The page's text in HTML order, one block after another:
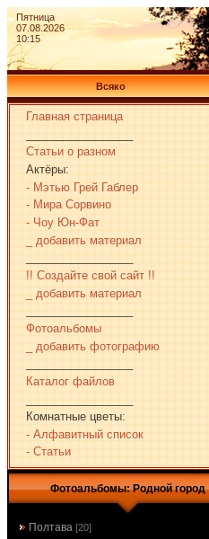
Пятница
07.08.2026
10:15
Всяко
Главная страница
Статьи о разном
Актёры:
- Мэтью Грей Габлер
- Мира Сорвино
- Чоу Юн-Фат
_ добавить материал
!! Создайте свой сайт !!
_ добавить материал
Фотоальбомы
_ добавить фотографию
Каталог файлов
Комнатные цветы:
- Алфавитный список
- Статьи
Фотоальбомы: Родной город
Полтава [20]